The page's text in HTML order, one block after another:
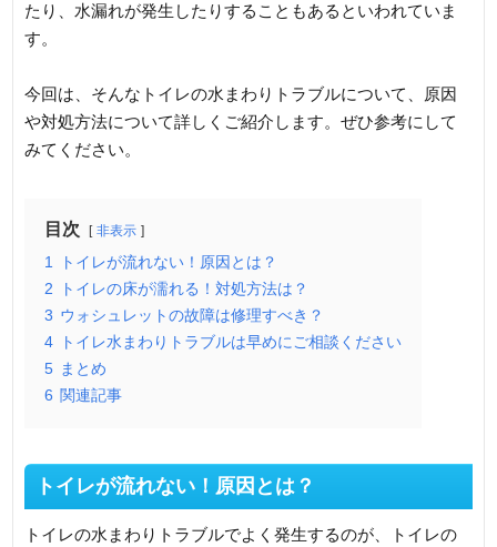
たり、水漏れが発生したりすることもあるといわれていま
す。
今回は、そんなトイレの水まわりトラブルについて、原因
や対処方法について詳しくご紹介します。ぜひ参考にして
みてください。
目次 非表示
1
トイレが流れない！原因とは？
2
トイレの床が濡れる！対処方法は？
3 ウォシュレットの故障は修理すべき？
4
トイレ水まわりトラブルは早めにご相談ください
5 まとめ
6 関連記事
トイレが流れない！原因とは？
トイレの水まわりトラブルでよく発生するのが、トイレの